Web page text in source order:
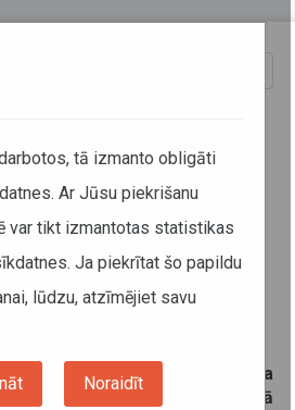
svētku laikā būs
autobusu
pieturās
jūnijam notiks Saldus novada
un svin” un saistībā
tā izmanto obligāti
Ar Jūsu piekrišanu
var tikt izmantotas statistikas
Ja piekrītat šo papildu
lūdzu, atzīmējiet savu
Noraidīt